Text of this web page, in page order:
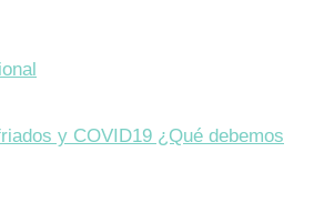
y COVID19 ¿Qué debemos